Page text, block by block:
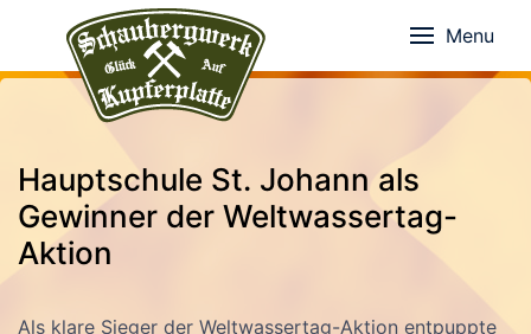
Menu
Hauptschule St. Johann als
Gewinner der Weltwassertag-
Aktion
Als klare Sieger der Weltwassertag-Aktion entpuppte